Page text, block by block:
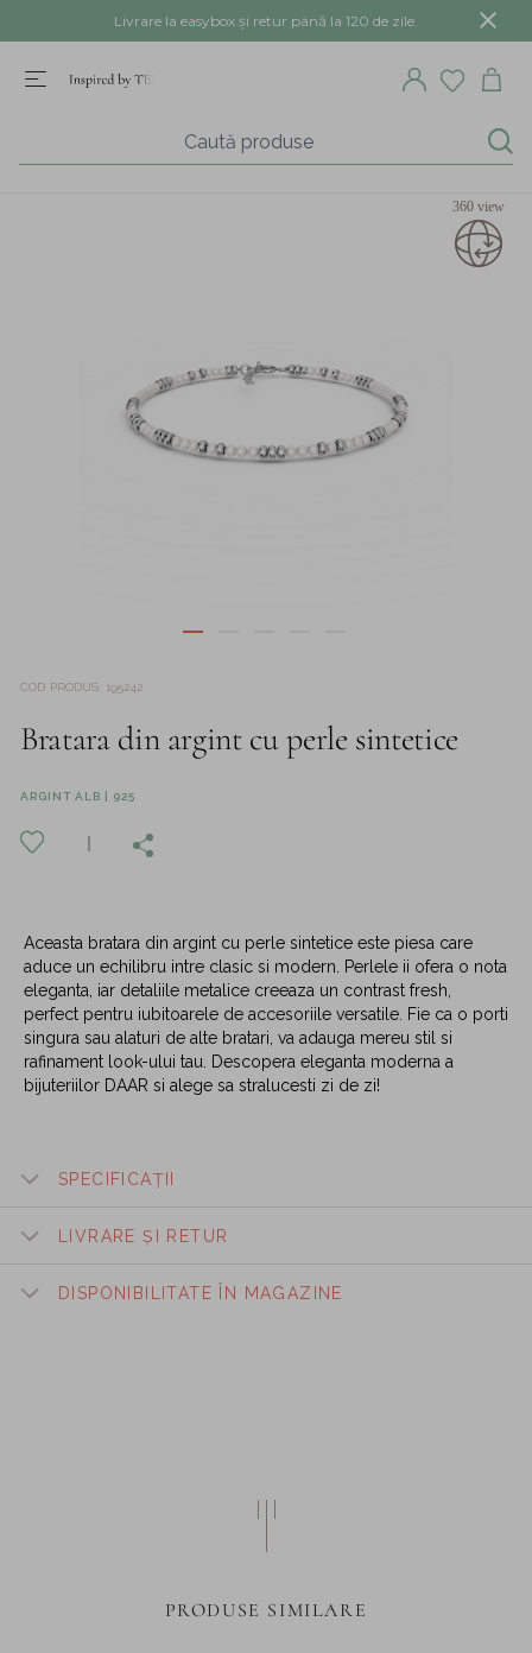
Livrare la easybox și retur până la 120 de zile.
360 view
COD PRODUS 195242
Bratara din argint cu perle sintetice
ARGINT ALB | 925
Aceasta bratara din argint cu perle sintetice este piesa care
aduce un echilibru intre clasic si modern. Perlele ii ofera o nota
eleganta, iar detaliile metalice creeaza un contrast fresh,
perfect pentru iubitoarele de accesoriile versatile. Fie ca o porti
singura sau alaturi de alte bratari, va adauga mereu stil si
rafinament look-ului tau. Descopera eleganta moderna a
bijuteriilor DAAR si alege sa stralucesti zi de zi!
SPECIFICAȚII
LIVRARE ȘI RETUR
DISPONIBILITATE ÎN MAGAZINE
PRODUSE SIMILARE